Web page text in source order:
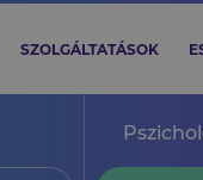
SZOLGÁLTATÁSOK